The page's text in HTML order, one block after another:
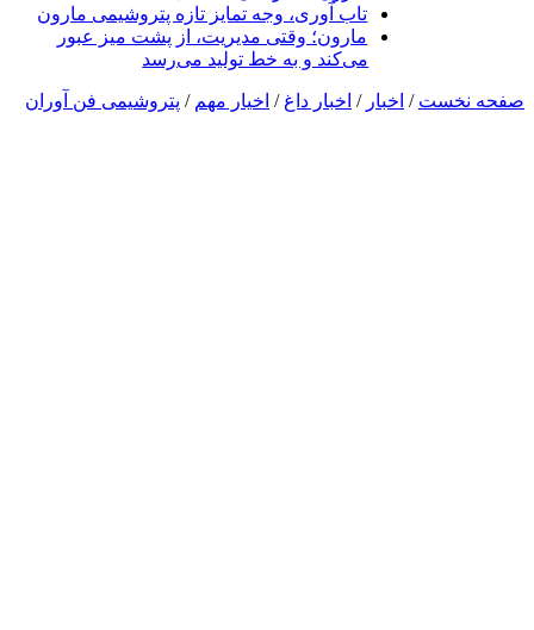
تاب آوری، وجه تمایز تازه پتروشیمی مارون
مارون؛ وقتی مدیریت، از پشت میز عبور
می‌کند و به خط تولید می‌رسد
صفحه نخست / اخبار / اخبار داغ / اخیار مهم / پتروشیمی فن آوران